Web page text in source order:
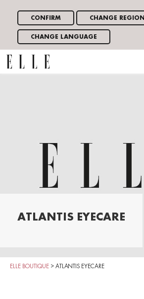
CONFIRM CHANGE REGION
CHANGE LANGUAGE
ATLANTIS EYECARE
ELLE BOUTIQUE > ATLANTIS EYECARE